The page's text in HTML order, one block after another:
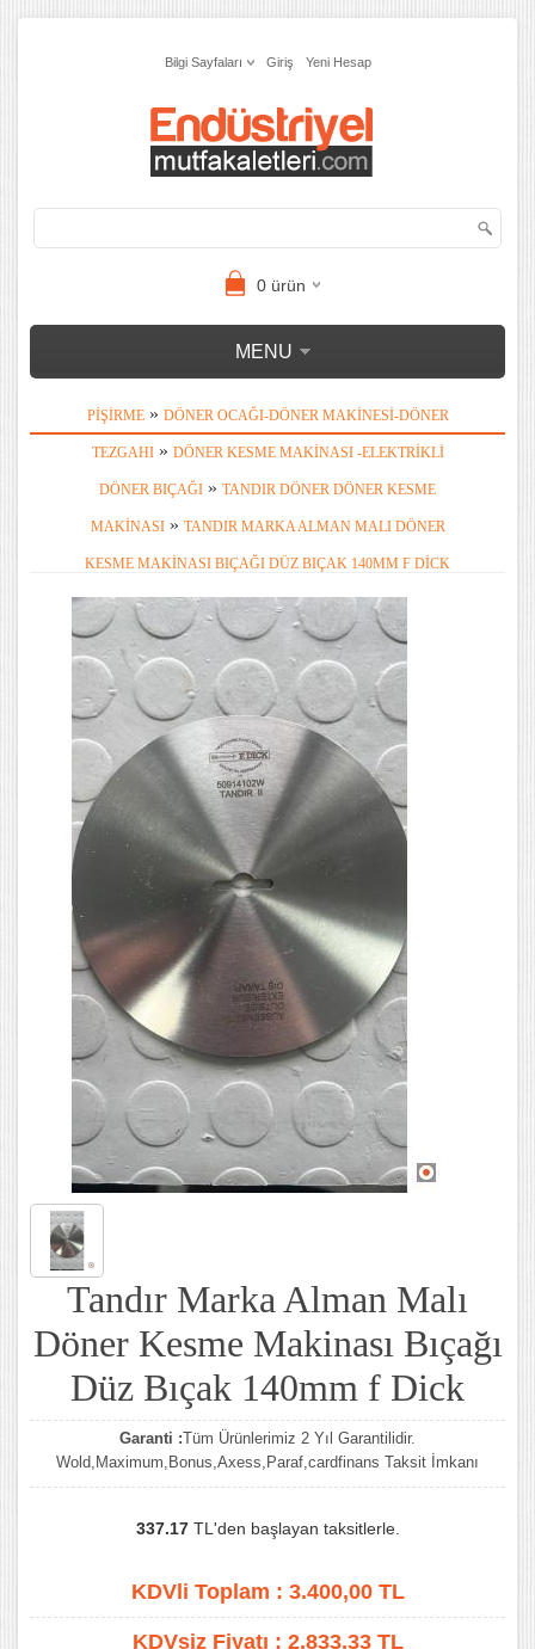
Bilgi Sayfaları Giriş Yeni Hesap
0ürün
MENU
PIŞIRME» DÖNER OCAĞI-DÖNER MAKINESI-DÖNER
TEZGAHI» DÖNER KESME MAKINASI -ELEKTRIKLI
DÖNER BIÇAĞI » TANDIR DÖNER DÖNER KESME
MAKINASI» TANDIR MARKA ALMAN MALI DÖNER
KESME MAKINASI BIÇAĞI DÜZ BIÇAK 140MM F DICK
Tandır Marka Alman Malı
Döner Kesme Makinası Bıçağı
Düz Bıçak 140mm f Dick
Garanti :Tüm Ürünlerimiz 2 Yıl Garantilidir.
Wold,Maximum,Bonus,Axess,Paraf,cardfinans Taksit İmkanı
337.17TL'den başlayan taksitlerle.
KDVli Toplam : 3.400,00TL
KDVsiz Fiyatı : 2.833,33TL